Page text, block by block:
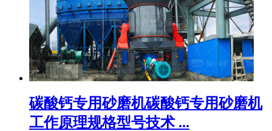
碳酸钙专用砂磨机碳酸钙专用砂磨机
工作原理规格型号技术 ...